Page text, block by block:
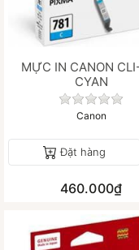
MỰC IN CANON
CYAN
Chưa có
Canon
Đặt hàng
460.000₫